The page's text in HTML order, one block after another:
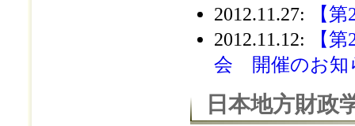
2012.11.27:
【
2012.11.12:
【
会 開催のお知
日本地方財政